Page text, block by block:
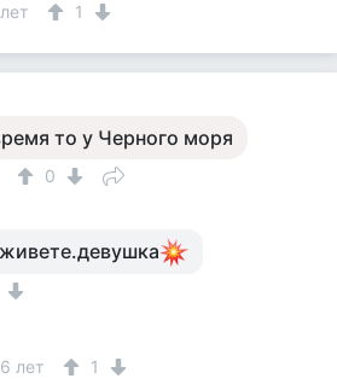
1
то у Черного моря
0
6 лет 1